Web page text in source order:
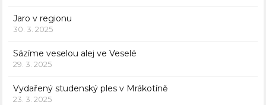
Jaro v regionu
30. 3. 2025
Sázíme veselou alej ve Veselé
29. 3. 2025
Vydařený studenský ples v Mrákotíně
23. 3. 2025